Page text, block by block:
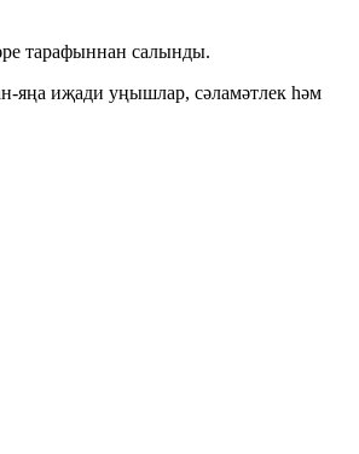
тарафыннан салынды.
яңа иҗади уңышлар, сәламәтлек һәм